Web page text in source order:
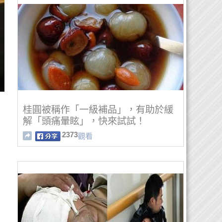
桂圓被稱作「一級補品」，有助於緩
解「頭痛暈眩」，快來試試！
2373觀看